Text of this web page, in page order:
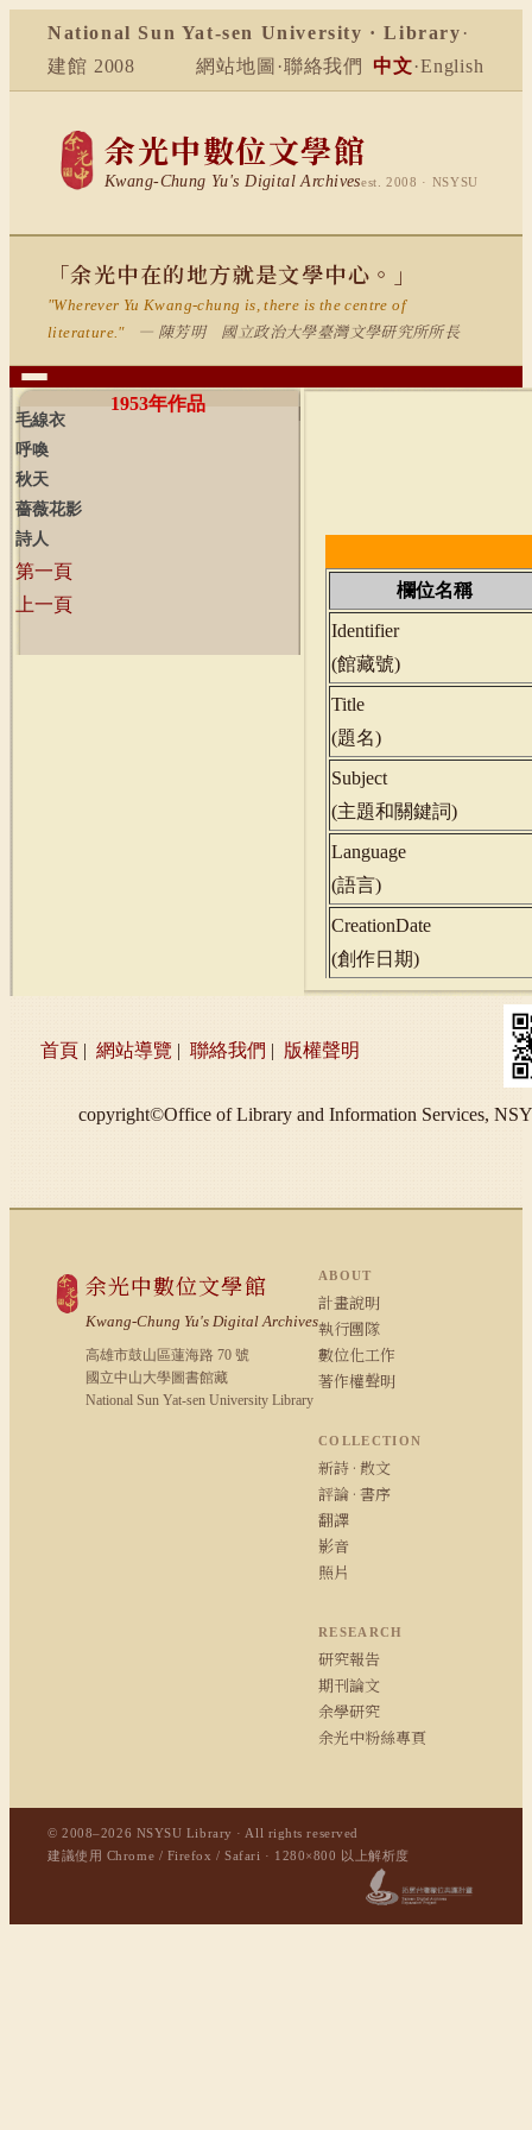
National Sun Yat-sen University · Library ·
建館 2008
網站地圖 ·聯絡我們 中文·English
余光中數位文學館
Kwang-Chung Yu's Digital Archivesest. 2008 · NSYSU
「余光中在的地方就是文學中心。」
"Wherever Yu Kwang-chung is, there is the centre of
literature."
— 陳芳明 國立政治大學臺灣文學研究所所長
1953年作品
毛線衣
呼喚
秋天
薔薇花影
詩人
第一頁
上一頁
欄位名稱
Identifier
(館藏號)
Title
(題名)
Subject
(主題和關鍵詞)
Language
(語言)
CreationDate
(創作日期)
首頁 | 網站導覽 | 聯絡我們 | 版權聲明
copyright©Office of Library and Information Services,
余光中數位文學館
Kwang-Chung Yu's Digital Archives
高雄市鼓山區蓮海路 70 號
國立中山大學圖書館藏
National Sun Yat-sen University Library
ABOUT
計畫說明
執行團隊
數位化工作
著作權聲明
COLLECTION
新詩 · 散文
評論 · 書序
翻譯
影音
照片
RESEARCH
研究報告
期刊論文
余學研究
余光中粉絲專頁
© 2008–2026 NSYSU Library · All rights reserved
建議使用 Chrome / Firefox / Safari · 1280×800 以上解析度